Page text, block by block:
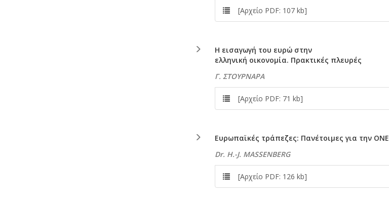
[Αρχείο PDF: 107 kb]
Η εισαγωγή του ευρώ στην
ελληνική οικονομία. Πρακτικές πλευρές
Γ. ΣΤΟΥΡΝΑΡΑ
[Αρχείο PDF: 71 kb]
Ευρωπαϊκές τράπεζες: Πανέτοιμες για την ΟΝΕ
Dr. H.-J. MASSENBERG
[Αρχείο PDF: 126 kb]